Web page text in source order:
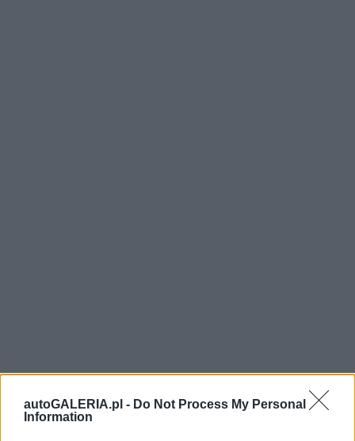
autoGALERIA.pl - Do Not Process My Personal
Information